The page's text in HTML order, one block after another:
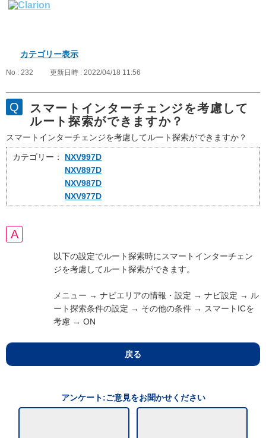
カテゴリー表示
No : 232 更新日時 : 2022/04/18 11:56
スマートインターチェンジを考慮して
ルート探索ができますか？
スマートインターチェンジを考慮してルート探索ができますか？
カテゴリー：
NXV997D
NXV897D
NXV987D
NXV977D
以下の設定でルート探索時にスマートインターチェン
ジを考慮してルート探索ができます。
メニュー → ナビエリアの情報・設定 → ナビ設定 → ル
ート探索条件の設定 → その他の条件 → スマートICを
考慮 → ON
戻る
アンケート:ご意見をお聞かせください